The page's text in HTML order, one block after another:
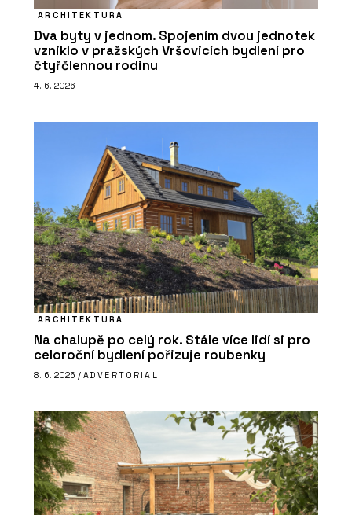
ARCHITEKTURA
Dva byty v jednom. Spojením dvou jednotek
vzniklo v pražských Vršovicích bydlení pro
čtyřčlennou rodinu
4. 6. 2026
ARCHITEKTURA
Na chalupě po celý rok. Stále více lidí si pro
celoroční bydlení pořizuje roubenky
8. 6. 2026 / ADVERTORIAL